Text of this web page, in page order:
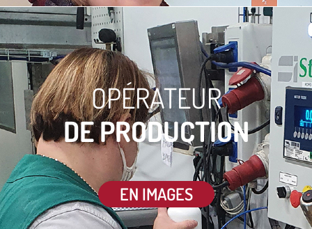
OPÉRATEUR
DE PRODUCTION
EN IMAGES